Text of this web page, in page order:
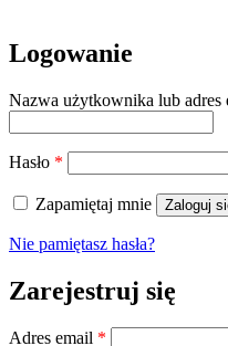
Logowanie
Nazwa użytkownika lub adres
Hasło *
Zapamiętaj mnie Zaloguj
Nie pamiętasz hasła?
Zarejestruj się
Adres email *